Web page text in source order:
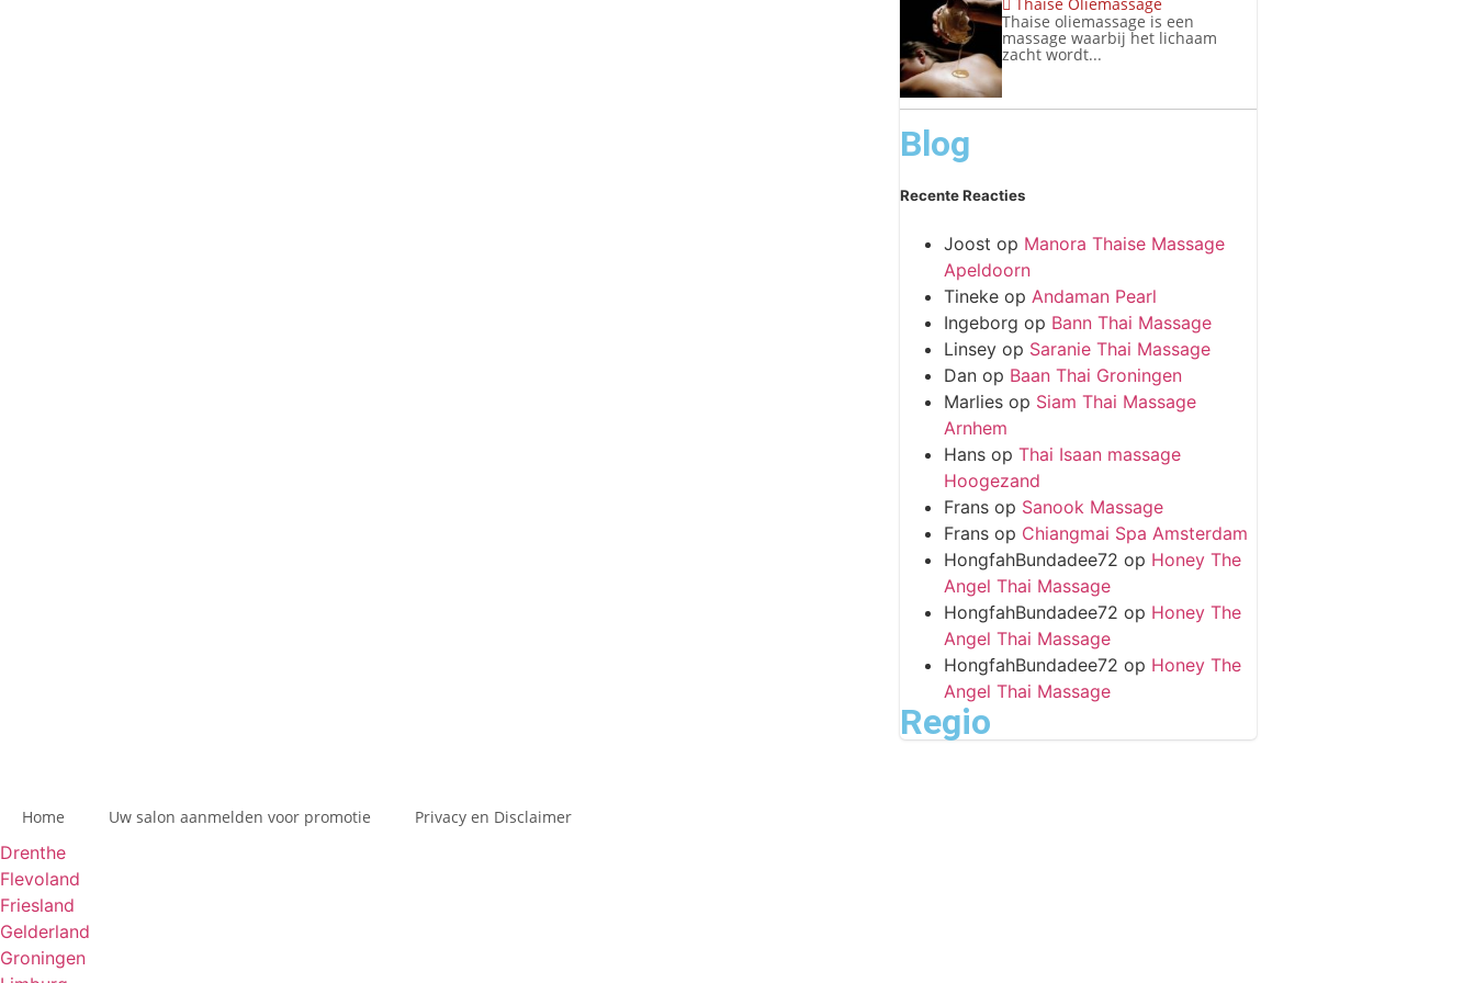
Thaise oliemassage is een
massage waarbij het lichaam
zacht wordt...
Blog
Recente Reacties
Joost op Manora Thaise Massage
Apeldoorn
Tinekeop Andaman Pearl
Ingeborg op Bann Thai Massage
Linseyop Saranie Thai Massage
Danop Baan Thai Groningen
Marliesop Siam Thai Massage
Arnhem
Hansop Thai Isaan massage
Hoogezand
Fransop Sanook Massage
Fransop Chiangmai Spa Amsterdam
HongfahBundadee72 op Honey The
Angel Thai Massage
HongfahBundadee72 op Honey The
Angel Thai Massage
HongfahBundadee72 op Honey The
Angel Thai Massage
Regio
Home Uw salon aanmelden voor promotie Privacy en Disclaimer
Drenthe
Flevoland
Friesland
Gelderland
Groningen